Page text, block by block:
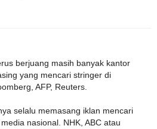
berjuang masih banyak kantor
yang mencari stringer di
AFP, Reuters.
selalu memasang iklan mencari
nasional. NHK, ABC atau